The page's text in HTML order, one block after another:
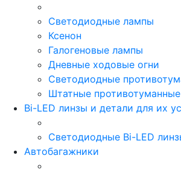
Светодиодные лампы
Ксенон
Галогеновые лампы
Дневные ходовые огни
Светодиодные
Штатные
Bi-LED линзы и детали для их
Светодиодные Bi-LED
Автобагажники